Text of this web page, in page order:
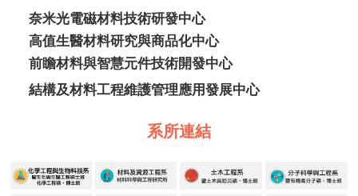
奈米光電磁材料技術研發中心
高值生醫材料研究與商品化中心
前瞻材料與智慧元件技術開發中心
結構及材料工程維護管理應用發展中心
系所連結